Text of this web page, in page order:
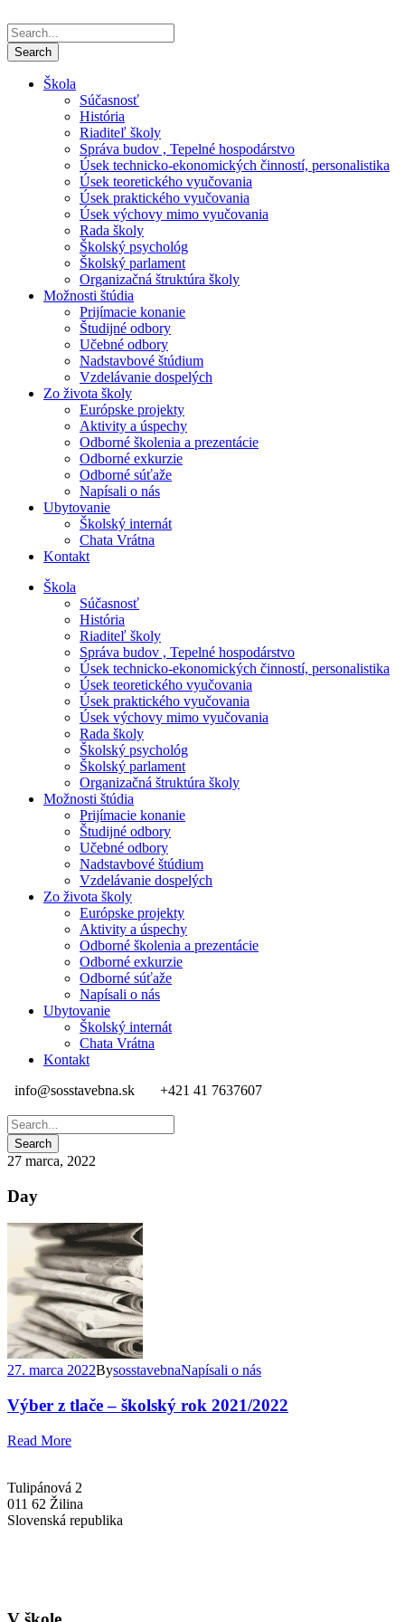
Škola
Súčasnosť
História
Riaditeľ školy
Správa budov , Tepelné hospodárstvo
Úsek technicko-ekonomických činností, personalistika
Úsek teoretického vyučovania
Úsek praktického vyučovania
Úsek výchovy mimo vyučovania
Rada školy
Školský psychológ
Školský parlament
Organizačná štruktúra školy
Možnosti štúdia
Prijímacie konanie
Študijné odbory
Učebné odbory
Nadstavbové štúdium
Vzdelávanie dospelých
Zo života školy
Európske projekty
Aktivity a úspechy
Odborné školenia a prezentácie
Odborné exkurzie
Odborné súťaže
Napísali o nás
Ubytovanie
Školský internát
Chata Vrátna
Kontakt
Škola
Súčasnosť
História
Riaditeľ školy
Správa budov , Tepelné hospodárstvo
Úsek technicko-ekonomických činností, personalistika
Úsek teoretického vyučovania
Úsek praktického vyučovania
Úsek výchovy mimo vyučovania
Rada školy
Školský psychológ
Školský parlament
Organizačná štruktúra školy
Možnosti štúdia
Prijímacie konanie
Študijné odbory
Učebné odbory
Nadstavbové štúdium
Vzdelávanie dospelých
Zo života školy
Európske projekty
Aktivity a úspechy
Odborné školenia a prezentácie
Odborné exkurzie
Odborné súťaže
Napísali o nás
Ubytovanie
Školský internát
Chata Vrátna
Kontakt
info@sosstavebna.sk
+421 41 7637607
27 marca, 2022
Day
27. marca 2022BysosstavebnaNapísali o nás
Výber z tlače – školský rok 2021/2022
Read More
Tulipánová 2
011 62 Žilina
Slovenská republika